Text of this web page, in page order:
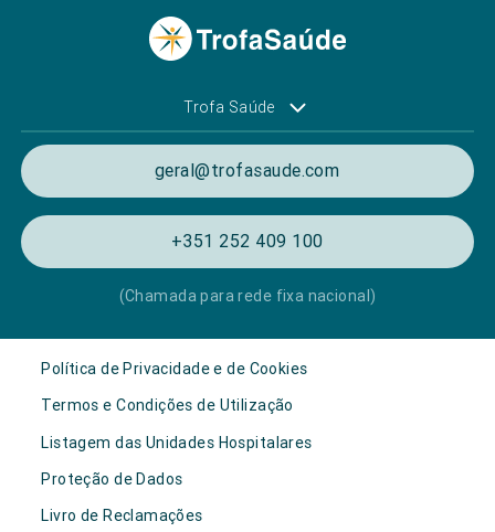
Trofa Saúde
geral@trofasaude.com
+351 252 409 100
(Chamada para rede fixa nacional)
Política de Privacidade e de Cookies
Termos e Condições de Utilização
Listagem das Unidades Hospitalares
Proteção de Dados
Livro de Reclamações